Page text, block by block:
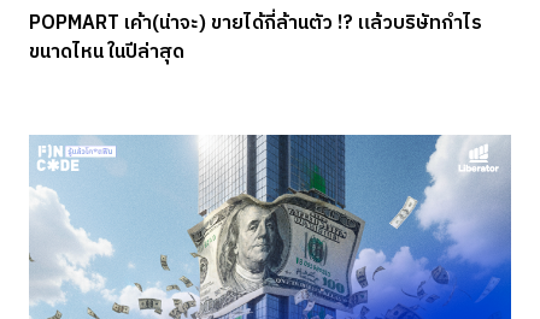
POPMART เค้า(น่าจะ) ขายได้กี่ล้านตัว !? แล้วบริษัทกำไร
ขนาดไหน ในปีล่าสุด